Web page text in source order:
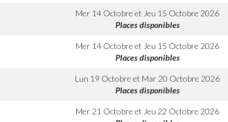
Mer 14 Octobre et Jeu 15 Octobre 2026
Places disponibles
Mer 14 Octobre et Jeu 15 Octobre 2026
Places disponibles
Lun 19 Octobre et Mar 20 Octobre 2026
Places disponibles
Mer 21 Octobre et Jeu 22 Octobre 2026